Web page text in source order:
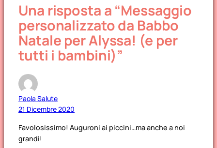
GRATIS
Una risposta a “Messaggio
personalizzato da Babbo
Natale per Alyssa! (e per
tutti i bambini)”
Paola Salute
21 Dicembre 2020
Favolosissimo! Auguroni ai piccini…ma anche a noi
grandi!